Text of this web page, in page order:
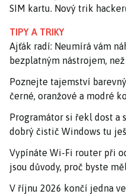
SIM kartu. Nový trik
TIPY A TRIKY
Ajťák radí: Neumírá vám
bezplatným nástrojem,
Poznejte tajemství
černé, oranžové a modré
Programátor si řekl dost a
dobrý čistič Windows tu
Vypínáte Wi-Fi router při
jsou důvody, proč byste
V říjnu 2026 končí jedna